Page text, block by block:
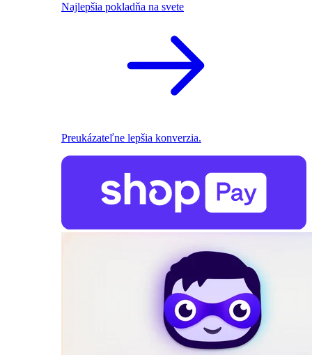
Najlepšia pokladňa na svete
Preukázateľne lepšia konverzia.